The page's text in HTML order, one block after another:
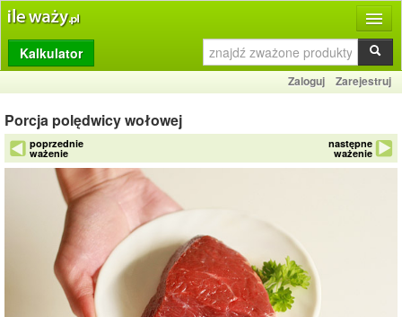
Produkty
Dziennik
Przelicznik
Porównywarka
Porady
Słownik
O stronie
Kalkulator
Zaloguj Zarejestruj
Porcja polędwicy wołowej
poprzednie
ważenie
następne
ważenie